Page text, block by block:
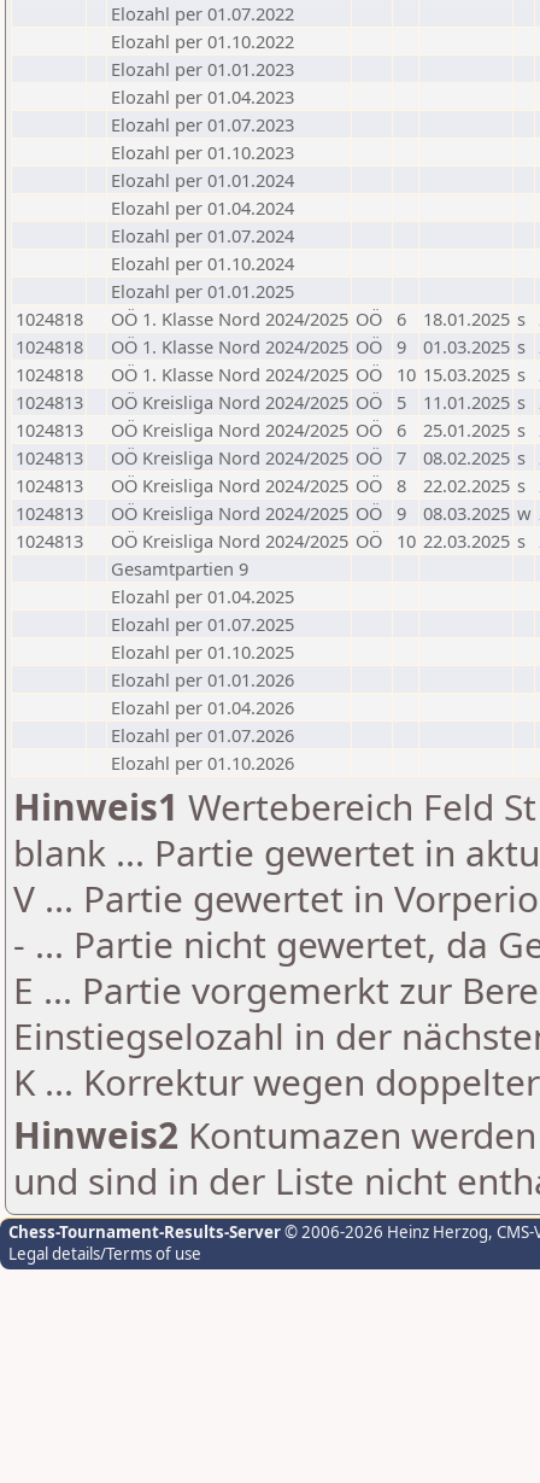
Elozahl per 01.07.2022
Elozahl per 01.10.2022
Elozahl per 01.01.2023
Elozahl per 01.04.2023
Elozahl per 01.07.2023
Elozahl per 01.10.2023
Elozahl per 01.01.2024
Elozahl per 01.04.2024
Elozahl per 01.07.2024
Elozahl per 01.10.2024
Elozahl per 01.01.2025
1024818
OÖ 1. Klasse Nord 2024/2025 OÖ 6 18.01.2025 s
1024818
OÖ 1. Klasse Nord 2024/2025 OÖ 9 01.03.2025 s
1024818
OÖ 1. Klasse Nord 2024/2025 OÖ 10 15.03.2025 s
1024813
OÖ Kreisliga Nord 2024/2025 OÖ 5 11.01.2025 s
1024813
OÖ Kreisliga Nord 2024/2025 OÖ 6 25.01.2025 s
1024813
OÖ Kreisliga Nord 2024/2025 OÖ 7 08.02.2025 s
1024813
OÖ Kreisliga Nord 2024/2025 OÖ 8 22.02.2025 s
1024813
OÖ Kreisliga Nord 2024/2025 OÖ 9 08.03.2025 w
1024813
OÖ Kreisliga Nord 2024/2025 OÖ 10 22.03.2025 s
Gesamtpartien 9
Elozahl per 01.04.2025
Elozahl per 01.07.2025
Elozahl per 01.10.2025
Elozahl per 01.01.2026
Elozahl per 01.04.2026
Elozahl per 01.07.2026
Elozahl per 01.10.2026
Hinweis1 Wertebereich Feld
blank ... Partie gewertet in
V ... Partie gewertet in
- ... Partie nicht gewertet, da
E ... Partie vorgemerkt zur
Einstiegselozahl in der
K ... Korrektur wegen
Hinweis2 Kontumazen
und sind in der Liste nicht
Chess-Tournament-Results-Server© 2006-2026 Heinz Herzog,
Legal details/Terms of use